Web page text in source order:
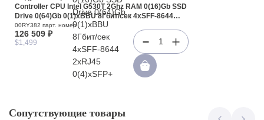
Controller CPU Intel G530T 2Ghz RAM 0(16)Gb SSD
Drive 0(64)Gb 0(1)xBBU 8Гбит/сек 4xSFF-8644
2xRJ45 0(4)xSFP+ 2xUSB For Storwize
V3700(00RY382)
00RY382 парт. номер
126 509 ₽
$1,499 1
Сопутствующие товары